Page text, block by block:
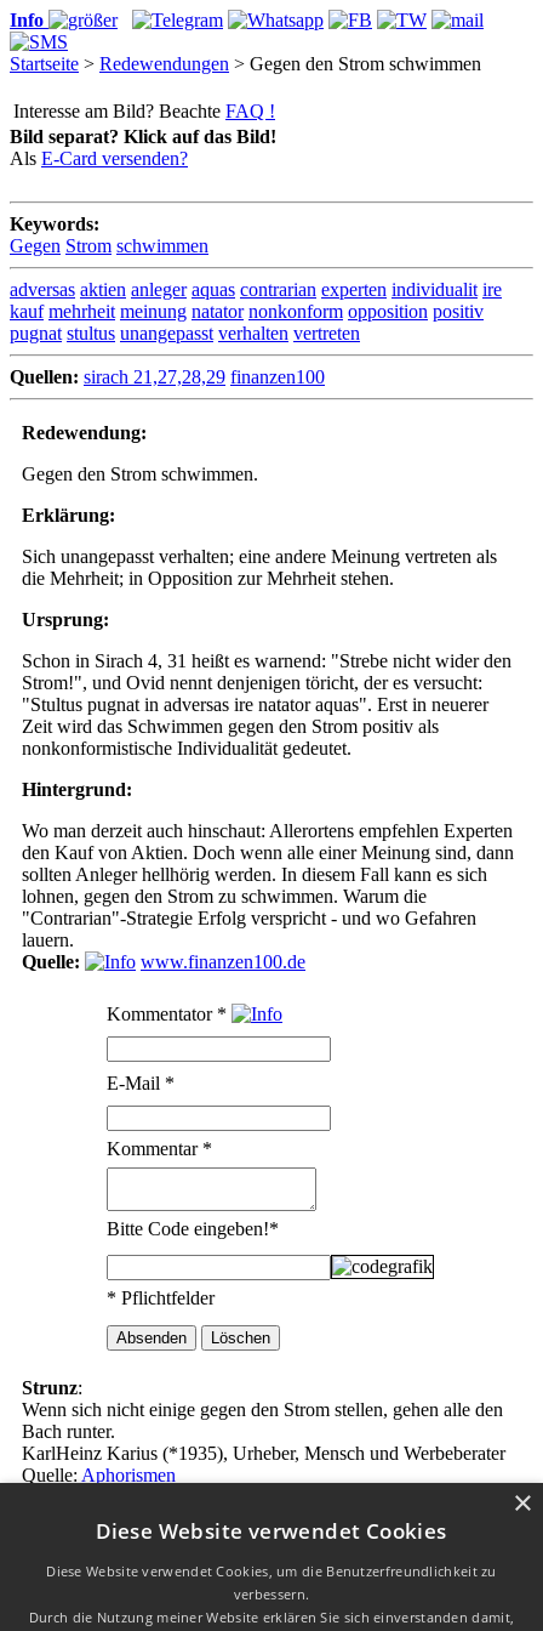
Info
Startseite > Redewendungen > Gegen den Strom schwimmen
Interesse am Bild? Beachte FAQ !
Bild separat? Klick auf das Bild!
Als E-Card versenden?
Keywords:
Gegen Strom schwimmen
adversas aktien anleger aquas contrarian experten individualit ire
kauf mehrheit meinung natator nonkonform opposition positiv
pugnat stultus unangepasst verhalten vertreten
Quellen: sirach 21,27,28,29 finanzen100
Redewendung:
Gegen den Strom schwimmen.
Erklärung:
Sich unangepasst verhalten; eine andere Meinung vertreten als
die Mehrheit; in Opposition zur Mehrheit stehen.
Ursprung:
Schon in Sirach 4, 31 heißt es warnend: "Strebe nicht wider den
Strom!", und Ovid nennt denjenigen töricht, der es versucht:
"Stultus pugnat in adversas ire natator aquas". Erst in neuerer
Zeit wird das Schwimmen gegen den Strom positiv als
nonkonformistische Individualität gedeutet.
Hintergrund:
Wo man derzeit auch hinschaut: Allerortens empfehlen Experten
den Kauf von Aktien. Doch wenn alle einer Meinung sind, dann
sollten Anleger hellhörig werden. In diesem Fall kann es sich
lohnen, gegen den Strom zu schwimmen. Warum die
"Contrarian"-Strategie Erfolg verspricht - und wo Gefahren
lauern.
Quelle:
www.finanzen100.de
Kommentator *
E-Mail *
Kommentar *
Bitte Code eingeben!*
* Pflichtfelder
Strunz:
Wenn sich nicht einige gegen den Strom stellen, gehen alle den
Bach runter.
KarlHeinz Karius (*1935), Urheber, Mensch und Werbeberater
Quelle: Aphorismen
Die Erklärungen zu den Redewendungen wurden mit
Genehmigung vomRedensarten-Indexübernommen.
W3C CSS √| Letzte Aktualisierung am
28.09.2018
Diese Website verwendet Cookies
Diese Website verwendet Cookies, um die Benutzerfreundlichkeit zu
verbessern.
Durch die Nutzung meiner Website erklären Sie sich einverstanden damit,
×